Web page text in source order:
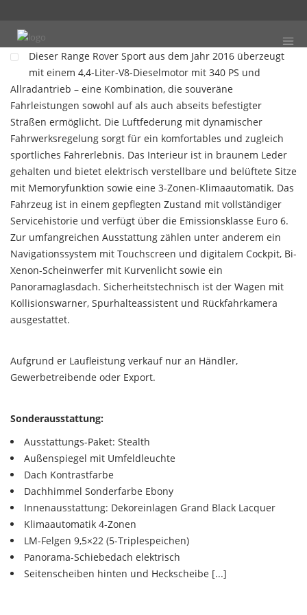
Dieser Range Rover Sport aus dem Jahr 2016 überzeugt
mit einem 4,4-Liter-V8-Dieselmotor mit 340 PS und
Allradantrieb – eine Kombination, die souveräne
Fahrleistungen sowohl auf als auch abseits befestigter
Straßen ermöglicht. Die Luftfederung mit dynamischer
Fahrwerksregelung sorgt für ein komfortables und zugleich
sportliches Fahrerlebnis. Das Interieur ist in braunem Leder
gehalten und bietet elektrisch verstellbare und belüftete Sitze
mit Memoryfunktion sowie eine 3-Zonen-Klimaautomatik. Das
Fahrzeug ist in einem gepflegten Zustand mit vollständiger
Servicehistorie und verfügt über die Emissionsklasse Euro 6.
Zur umfangreichen Ausstattung zählen unter anderem ein
Navigationssystem mit Touchscreen und digitalem Cockpit, Bi-
Xenon-Scheinwerfer mit Kurvenlicht sowie ein
Panoramaglasdach. Sicherheitstechnisch ist der Wagen mit
Kollisionswarner, Spurhalteassistent und Rückfahrkamera
ausgestattet.
Aufgrund er Laufleistung verkauf nur an Händler,
Gewerbetreibende oder Export.
Sonderausstattung:
Ausstattungs-Paket: Stealth
Außenspiegel mit Umfeldleuchte
Dach Kontrastfarbe
Dachhimmel Sonderfarbe Ebony
Innenausstattung: Dekoreinlagen Grand Black Lacquer
Klimaautomatik 4-Zonen
LM-Felgen 9,5×22 (5-Triplespeichen)
Panorama-Schiebedach elektrisch
Seitenscheiben hinten und Heckscheibe [...]